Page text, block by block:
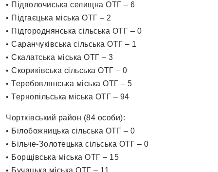
• Підволочиська селищна ОТГ – 6
• Підгаєцька міська ОТГ – 2
• Підгороднянська сільська ОТГ – 0
• Саранчуківська сільська ОТГ – 1
• Скалатська міська ОТГ – 3
• Скориківська сільська ОТГ – 0
• Теребовлянська міська ОТГ – 5
• Тернопільська міська ОТГ – 94
Чортківський район (84 особи):
• Білобожницька сільська ОТГ – 0
• Більче-Золотецька сільська ОТГ – 0
• Борщівська міська ОТГ – 15